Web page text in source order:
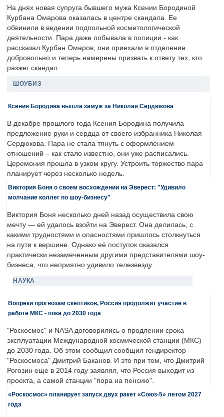
На днях новая супруга бывшего мужа Ксении Бородиной
Курбана Омарова оказалась в центре скандала. Ее
обвинили в ведении подпольной косметологической
деятельности. Пара даже побывала в полиции - как
рассказал Курбан Омаров, они приехали в отделение
добровольно и теперь намерены призвать к ответу тех, кто
разжег скандал.
ШОУБИЗ
Ксения Бородина вышла замуж за Николая Сердюкова
В декабре прошлого года Ксения Бородина получила
предложение руки и сердца от своего избранника Николая
Сердюкова. Пара не стала тянуть с оформлением
отношений – как стало известно, они уже расписались.
Церемония прошла в узком кругу. Устроить торжество пара
планирует через несколько недель.
Виктория Боня о своем восхождении на Эверест: "Удивило
молчание коллег по шоу-бизнесу"
Виктория Боня несколько дней назад осуществила свою
мечту — ей удалось взойти на Эверест. Она делилась, с
какими трудностями и опасностями пришлось столкнуться
на пути к вершине. Однако её поступок оказался
практически незамеченным другими представителями шоу-
бизнеса, что неприятно удивило телезвезду.
НАУКА
Вопреки прогнозам скептиков, Россия продолжит участие в
работе МКС - пока до 2030 года
"Роскосмос" и NASA договорились о продлении срока
эксплуатации Международной космической станции (МКС)
до 2030 года. Об этом сообщил сообщил гендиректор
"Роскосмоса" Дмитрий Баканов. И это при том, что Дмитрий
Рогозин еще в 2014 году заявлял, что Россия выходит из
проекта, а самой станции "пора на пенсию".
«Роскосмос» планирует запуск двух ракет «Союз-5» летом 2027
года